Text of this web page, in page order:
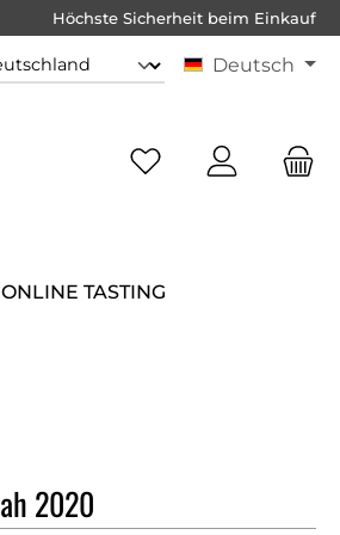
Höchste Sicherheit beim Einkauf
Deutsch
ONLINE TASTING
2020